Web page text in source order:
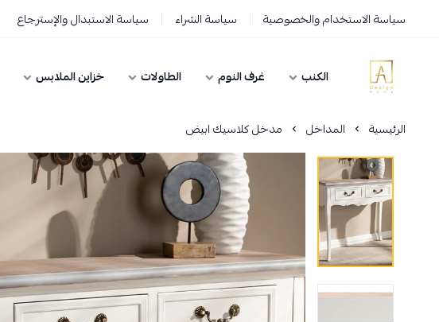
سياسة الاستخدام والخصوصية سياسة الشراء سياسة الاستبدال والإسترجاع
AD HOME الكنب غرف النوم الطاولات خزاين الملابس
الرئيسية المداخل مدخل كلاسيك ابيض